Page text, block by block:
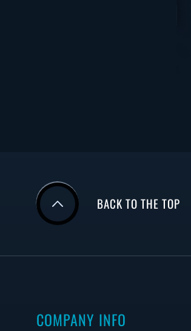
BACK TO THE TOP
COMPANY INFO